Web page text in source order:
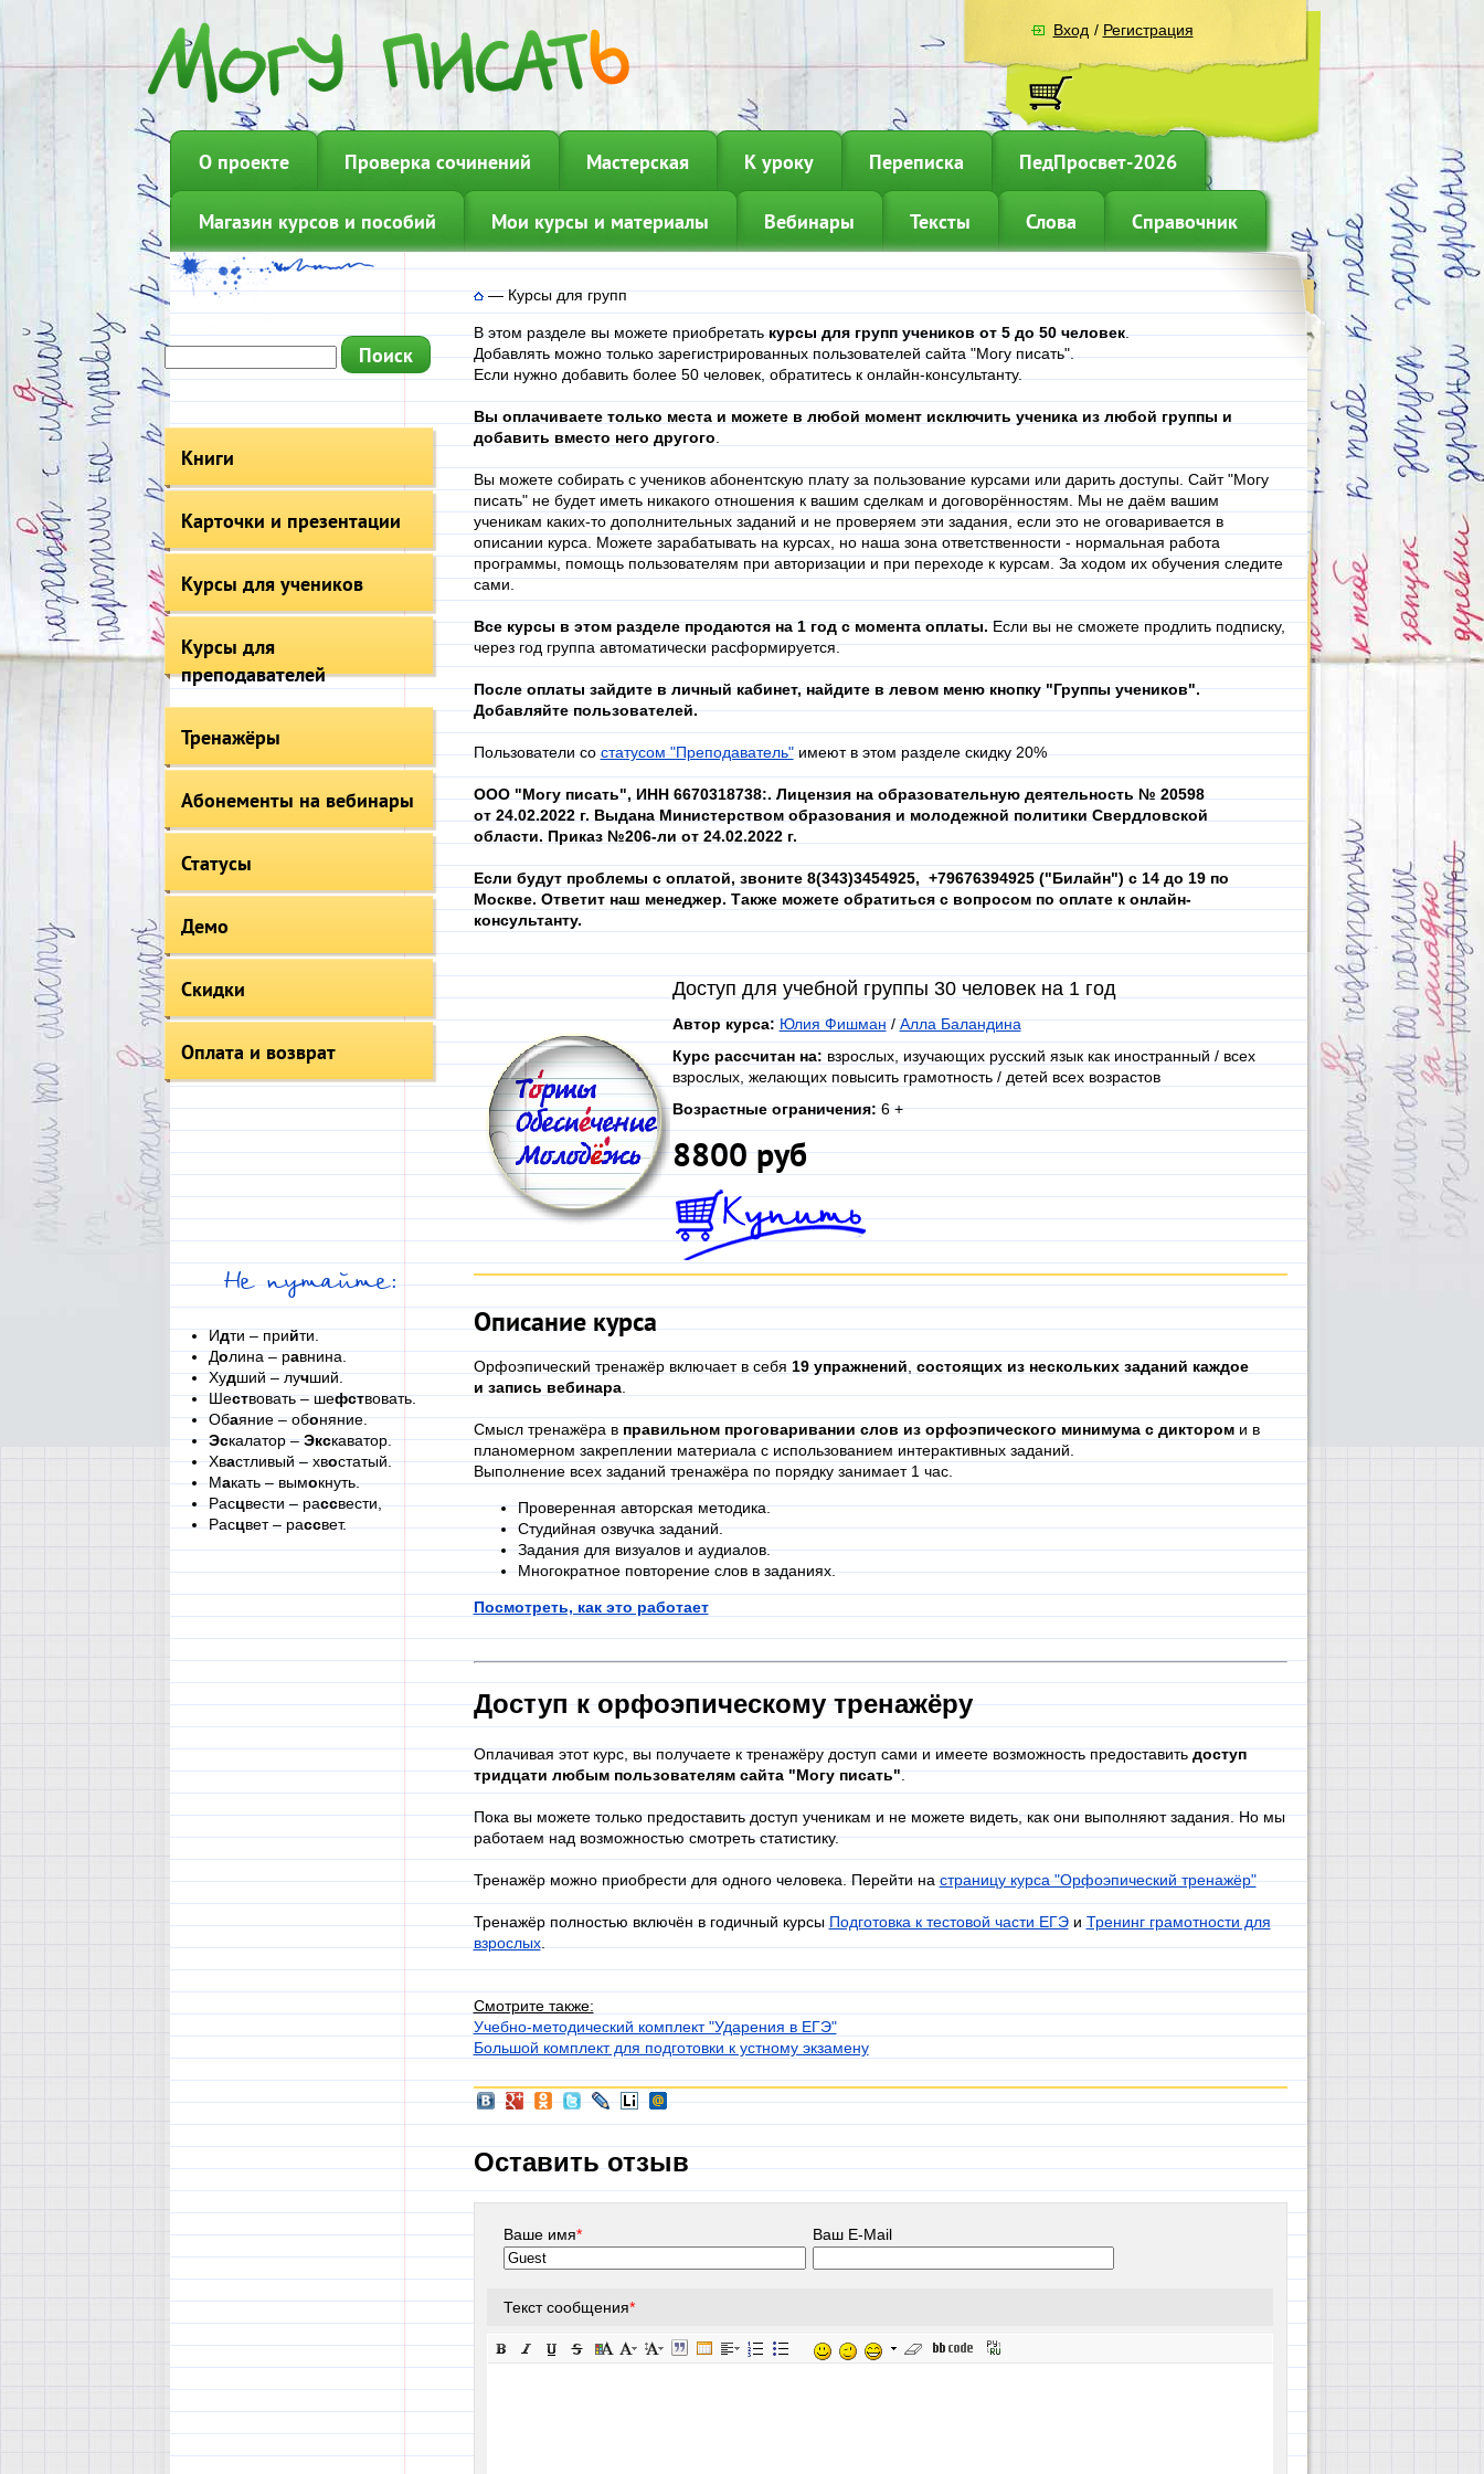
Вход / Регистрация
О проекте Проверка сочинений Мастерская К уроку Переписка ПедПросвет-2026
Магазин курсов и пособий Мои курсы и материалы Вебинары Тексты Слова Справочник
Книги
Карточки и презентации
Курсы для учеников
Курсы для
преподавателей
Тренажёры
Абонементы на вебинары
Статусы
Демо
Скидки
Оплата и возврат
Не путайте:
Идти – прийти.
Долина – равнина.
Худший – лучший.
Шествовать – шефствовать.
Обаяние – обоняние.
Эскалатор –Экскаватор.
Хвастливый – хвостатый.
Макать – вымокнуть.
Расцвести – рассвести,
Расцвет – рассвет.
—Курсы для групп
В этом разделе вы можете приобретатькурсы для групп учеников от 5 до 50 человек.
Добавлять можно только зарегистрированных пользователей сайта "Могу писать".
Если нужно добавить более 50 человек, обратитесь к онлайн-консультанту.
Вы оплачиваете только места и можете в любой момент исключить ученика из любой группы и
добавить вместо него другого
Вы можете собирать с учеников абонентскую плату за пользование курсами или дарить доступы. Сайт "Могу
писать" не будет иметь никакого отношения к вашим сделкам и договорённостям. Мы не даём вашим
ученикам каких-то дополнительных заданий и не проверяем эти задания, если это не оговаривается в
описании курса. Можете зарабатывать на курсах, но наша зона ответственности - нормальная работа
программы, помощь пользователям при авторизации и при переходе к курсам. За ходом их обучения следите
сами.
Все курсы в этом разделе продаются на 1 год с момента оплаты.Если вы не сможете продлить подписку,
через год группа автоматически расформируется.
После оплаты зайдите в личный кабинет, найдите в левом меню кнопку "Группы учеников".
Добавляйте пользователей.
Пользователи состатусом "Преподаватель"имеют в этом разделе скидку 20%
ООО "Могу писать", ИНН 6670318738:. Лицензия на образовательную деятельность № 20598
от 24.02.2022 г. Выдана Министерством образования и молодежной политики Свердловской
области. Приказ №206-ли от 24.02.2022 г.
Если будут проблемы с оплатой, звоните 8(343)3454925, +79676394925 ("Билайн") с 14 до 19 по
Москве. Ответит наш менеджер. Также можете обратиться с вопросом по оплате к онлайн-
консультанту.
Доступ для учебной группы 30 человек на 1 год
Автор курса: Юлия Фишман/Алла Баландина
Курс рассчитан на: взрослых, изучающих русский язык как иностранный / всех
взрослых, желающих повысить грамотность / детей всех возрастов
Возрастные ограничения: 6 +
8800 руб
Описание курса
Орфоэпический тренажёр включает в себя 19 упражнений состоящих из нескольких заданий каждое
и запись вебинара.
Смысл тренажёра в правильном проговаривании слов из орфоэпического минимума с диктороми в
планомерном закреплении материала с использованием интерактивных заданий.
Выполнение всех заданий тренажёра по порядку занимает 1 час.
Проверенная авторская методика.
Студийная озвучка заданий.
Задания для визуалов и аудиалов.
Многократное повторение слов в заданиях.
Посмотреть, как это работает
Доступ к орфоэпическому тренажёру
Оплачивая этот курс, вы получаете к тренажёру доступ сами и имеете возможность предоставитьдоступ
тридцати любым пользователям сайта "Могу писать".
Пока вы можете только предоставить доступ ученикам и не можете видеть, как они выполняют задания. Но мы
работаем над возможностью смотреть статистику.
Тренажёр можно приобрести для одного человека. Перейти настраницу курса "Орфоэпический тренажёр"
Тренажёр полностью включён в годичный курсыПодготовка к тестовой части ЕГЭиТренинг грамотности для
взрослых.
Смотрите также:
Учебно-методический комплект "Ударения в ЕГЭ"
Большой комплект для подготовки к устному экзамену
Оставить отзыв
Ваше имя* Ваш E-Mail
Текст сообщения*